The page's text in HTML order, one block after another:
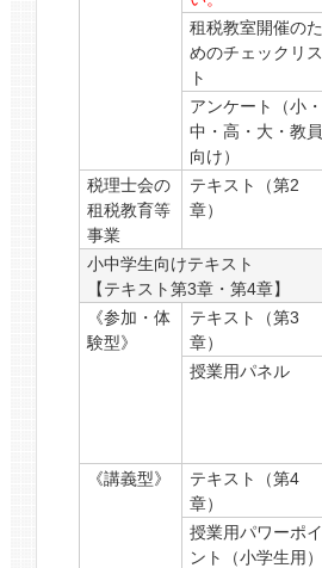
租税教室開催のた
めのチェックリス
ト
アンケート（小・
中・高・大・教員
向け）
税理士会の
租税教育等
事業
テキスト（第2
章）
小中学生向けテキスト
【テキスト第3章・第4章】
《参加・体
験型》
テキスト（第3
章）
授業用パネル
《講義型》
テキスト（第4
章）
授業用パワーポイ
ント（小学生用）